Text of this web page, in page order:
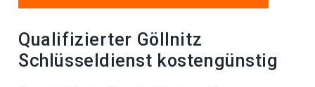
Qualifizierter Göllnitz
Schlüsseldienst kostengünstig